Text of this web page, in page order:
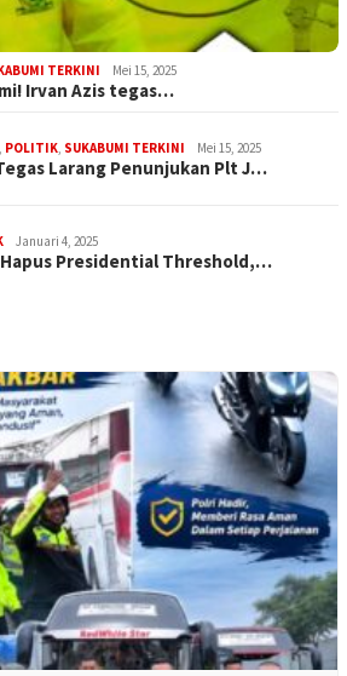
TERKINI Mei 15, 2025
Irvan Azis tegas…
, POLITIK, SUKABUMI TERKINI Mei 15, 2025
Larang Penunjukan Plt J…
Januari 4, 2025
Hapus Presidential Threshold,…